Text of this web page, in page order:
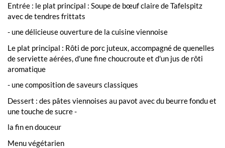
Entrée : le plat principal : Soupe de bœuf claire de Tafelspitz
avec de tendres frittats
- une délicieuse ouverture de la cuisine viennoise
Le plat principal : Rôti de porc juteux, accompagné de quenelles
de serviette aérées, d'une fine choucroute et d'un jus de rôti
aromatique
- une composition de saveurs classiques
Dessert : des pâtes viennoises au pavot avec du beurre fondu et
une touche de sucre -
la fin en douceur
Menu végétarien